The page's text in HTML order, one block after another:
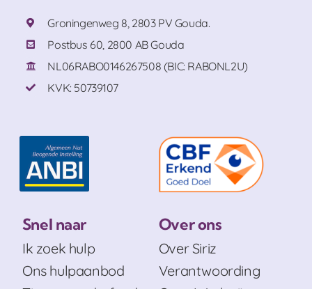
Groningenweg 8, 2803 PV Gouda.
Postbus 60, 2800 AB Gouda
NL06RABO0146267508 (BIC: RABONL2U)
KVK: 50739107
Snel naar
Ik zoek hulp
Ons hulpaanbod
Over ons
Over Siriz
Verantwoording